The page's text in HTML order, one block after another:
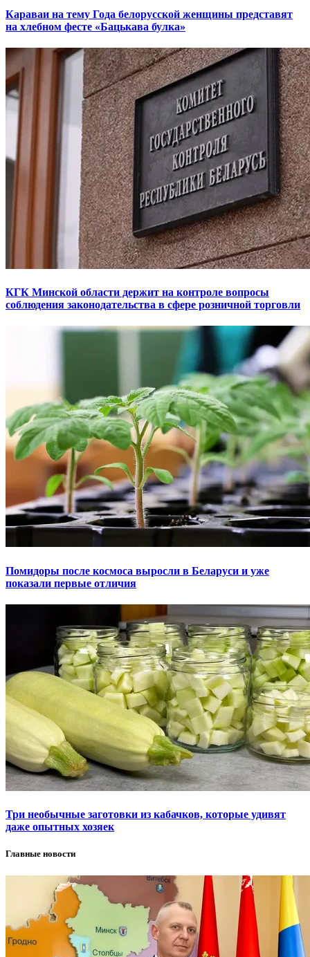
Караваи на тему Года белорусской женщины представят
на хлебном фесте «Бацькава булка»
КГК Минской области держит на контроле вопросы
соблюдения законодательства в сфере розничной торговли
Помидоры после космоса выросли в Беларуси и уже
показали первые отличия
Три необычные заготовки из кабачков, которые удивят
даже опытных хозяек
Главные новости